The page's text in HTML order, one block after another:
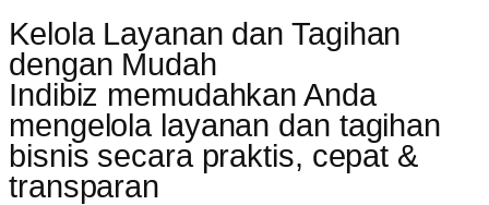
Kelola Layanan dan Tagihan
dengan Mudah
Indibiz memudahkan Anda
mengelola layanan dan tagihan
bisnis secara praktis, cepat &
transparan